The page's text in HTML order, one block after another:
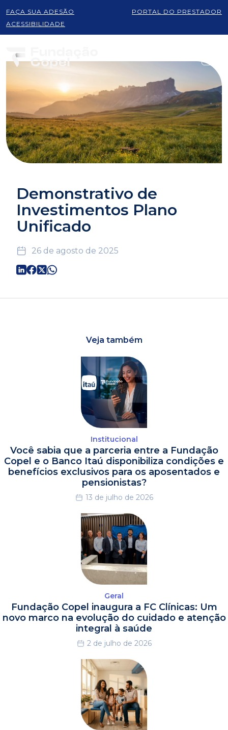
FAÇA SUA ADESÃO
PORTAL DO PRESTADOR
ACESSIBILIDADE
Demonstrativo de
Investimentos Plano
Unificado
26 de agosto de 2025
Veja também
Institucional
Você sabia que a parceria entre a Fundação
Copel e o Banco Itaú disponibiliza condições e
benefícios exclusivos para os aposentados e
pensionistas?
13 de julho de 2026
Geral
Fundação Copel inaugura a FC Clínicas: Um
novo marco na evolução do cuidado e atenção
integral à saúde
2 de julho de 2026